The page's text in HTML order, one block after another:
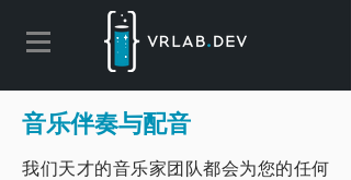
音乐伴奏与配音
我们天才的音乐家团队都会为您的任何